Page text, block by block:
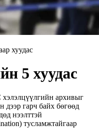
хуудас
5 хуудас
хэлэлцүүлгийн архивыг
дээр гарч байх бөгөөд
нээлттэй
тусламжтайгаар